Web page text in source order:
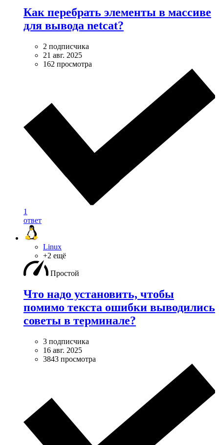
Как перебрать элементы в массиве
для вывода netcat?
2 подписчика
21 авг. 2025
162 просмотра
1
ответ
Linux
+2 ещё
Простой
Что надо установить, чтобы
помимо текста ошибки выводились
советы в терминале?
3 подписчика
16 авг. 2025
3843 просмотра